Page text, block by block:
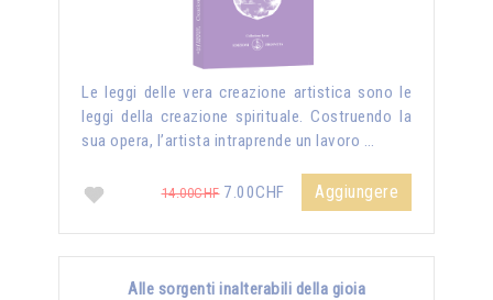
Le leggi delle vera creazione artistica sono le
leggi della creazione spirituale. Costruendo la
sua opera, l’artista intraprende un lavoro …
14.00CHF7.00CHF Aggiungere
Alle sorgenti inalterabili della gioia